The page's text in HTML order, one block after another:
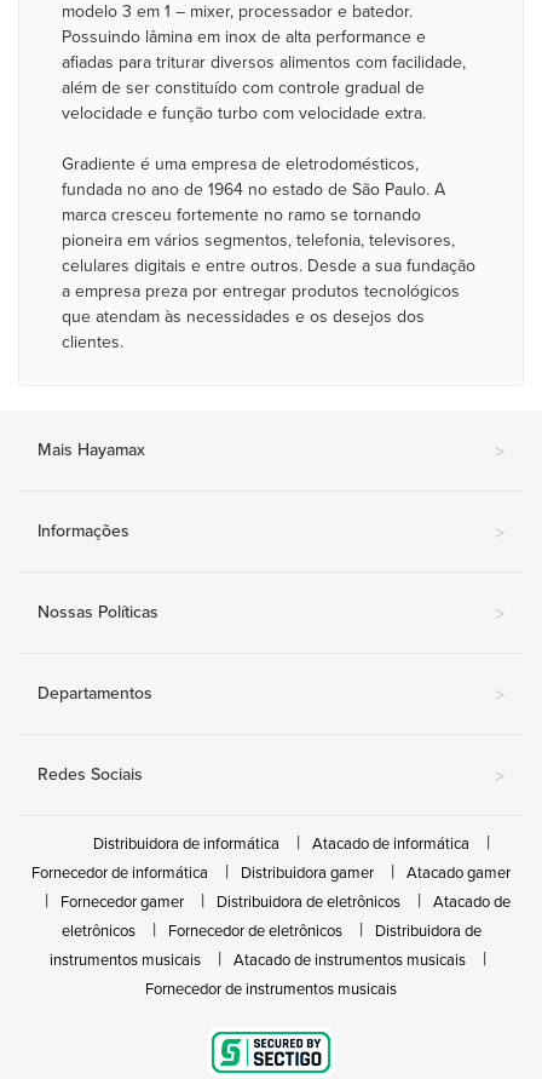
modelo 3 em 1 – mixer, processador e batedor.
Possuindo lâmina em inox de alta performance e
afiadas para triturar diversos alimentos com facilidade,
além de ser constituído com controle gradual de
velocidade e função turbo com velocidade extra.
Gradiente é uma empresa de eletrodomésticos,
fundada no ano de 1964 no estado de São Paulo. A
marca cresceu fortemente no ramo se tornando
pioneira em vários segmentos, telefonia, televisores,
celulares digitais e entre outros. Desde a sua fundação
a empresa preza por entregar produtos tecnológicos
que atendam às necessidades e os desejos dos
clientes.
Mais Hayamax >
Informações >
Nossas Políticas >
Departamentos >
Redes Sociais >
Distribuidora de informática
Atacado de informática
Fornecedor de informática
Distribuidora gamer
Atacado gamer
Fornecedor gamer
Distribuidora de eletrônicos
Atacado de
eletrônicos
Fornecedor de eletrônicos
Distribuidora de
instrumentos musicais
Atacado de instrumentos musicais
Fornecedor de instrumentos musicais